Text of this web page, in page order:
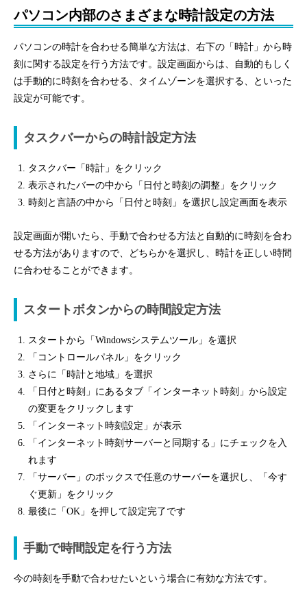
パソコン内部のさまざまな時計設定の方法
パソコンの時計を合わせる簡単な方法は、右下の「時計」から時
刻に関する設定を行う方法です。設定画面からは、自動的もしく
は手動的に時刻を合わせる、タイムゾーンを選択する、といった
設定が可能です。
タスクバーからの時計設定方法
タスクバー「時計」をクリック
表示されたバーの中から「日付と時刻の調整」をクリック
時刻と言語の中から「日付と時刻」を選択し設定画面を表示
設定画面が開いたら、手動で合わせる方法と自動的に時刻を合わ
せる方法がありますので、どちらかを選択し、時計を正しい時間
に合わせることができます。
スタートボタンからの時間設定方法
スタートから「Windowsシステムツール」を選択
「コントロールパネル」をクリック
さらに「時計と地域」を選択
「日付と時刻」にあるタブ「インターネット時刻」から設定
の変更をクリックします
「インターネット時刻設定」が表示
「インターネット時刻サーバーと同期する」にチェックを入
れます
「サーバー」のボックスで任意のサーバーを選択し、「今す
ぐ更新」をクリック
最後に「OK」を押して設定完了です
手動で時間設定を行う方法
今の時刻を手動で合わせたいという場合に有効な方法です。